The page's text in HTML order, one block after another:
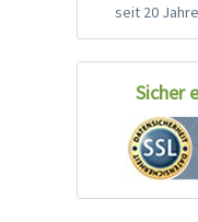
seit 20
Sicher